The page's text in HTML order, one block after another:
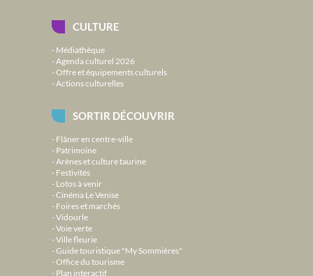
CULTURE
Médiathèque
Agenda culturel 2026
Offre et équipements culturels
Actions culturelles
SORTIR DÉCOUVRIR
Flâner en centre-ville
Patrimoine
Arènes et culture taurine
Festivités
Lotos à venir
Cinéma Le Venise
Foires et marchés
Vidourle
Voie verte
Ville fleurie
Guide touristique "My Sommières"
Office du tourisme
Plan interactif